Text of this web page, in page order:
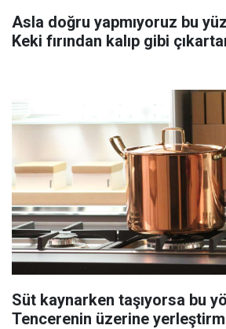
Asla doğru yapmıyoruz bu
Keki fırından kalıp gibi
Süt kaynarken taşıyorsa bu
Tencerenin üzerine